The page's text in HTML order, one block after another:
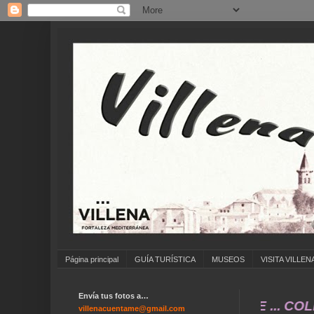
Página principal GUÍA TURÍSTICA MUSEOS VISITA
ENVIAR FOTOS ANTIGUAS DE ...
Envía tus fotos a…
villenacuentame@gmail.com